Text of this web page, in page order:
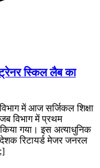
स्किल लैब का
में आज सर्जिकल शिक्षा
विभाग में प्रथम
गया। इस अत्याधुनिक
रिटायर्ड मेजर जनरल